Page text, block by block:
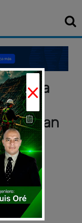
Política
de
un gran
×